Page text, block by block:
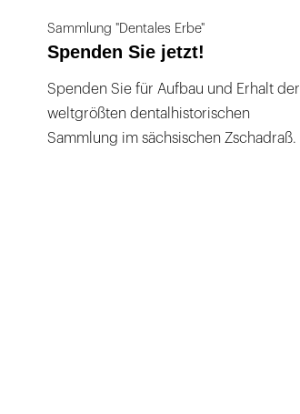
Sammlung "Dentales Erbe"
Spenden Sie jetzt!
Spenden Sie für Aufbau und Erhalt der
weltgrößten dentalhistorischen
Sammlung im sächsischen Zschadraß.